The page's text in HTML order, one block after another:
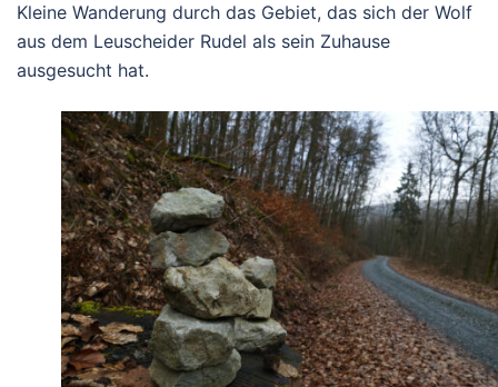
Kleine Wanderung durch das Gebiet, das sich der Wolf
aus dem Leuscheider Rudel als sein Zuhause
ausgesucht hat.